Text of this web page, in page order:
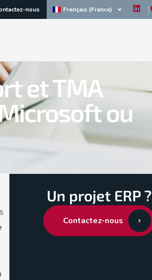
nous Français (France)
et TMA
ou
Un projet ERP ?
Contactez-nous